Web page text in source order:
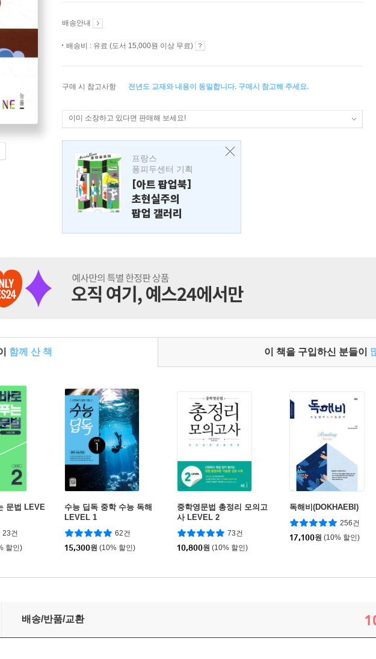
배송안내
배송비 : 유료 (도서 15,000원 이상 무료)
구매 시 참고사항 전년도 교재와 내용이 동일합니다. 구매시 참고해 주세요.
이미 소장하고 있다면 판매해 보세요!
프랑스
퐁피두센터 기획
[아트 팝업북]
초현실주의
팝업 갤러리
함께 산 책 이 책을 구입하신 분들이
문법 LEVE
23건
할인)
수능 딥독 중학 수능 독해
LEVEL 1
62건
15,300원 (10% 할인)
중학영문법 총정리 모의고
사 LEVEL 2
73건
10,800원 (10% 할인)
독해비(DOKHAEBI)
256건
17,100원 (10% 할인)
배송/반품/교환